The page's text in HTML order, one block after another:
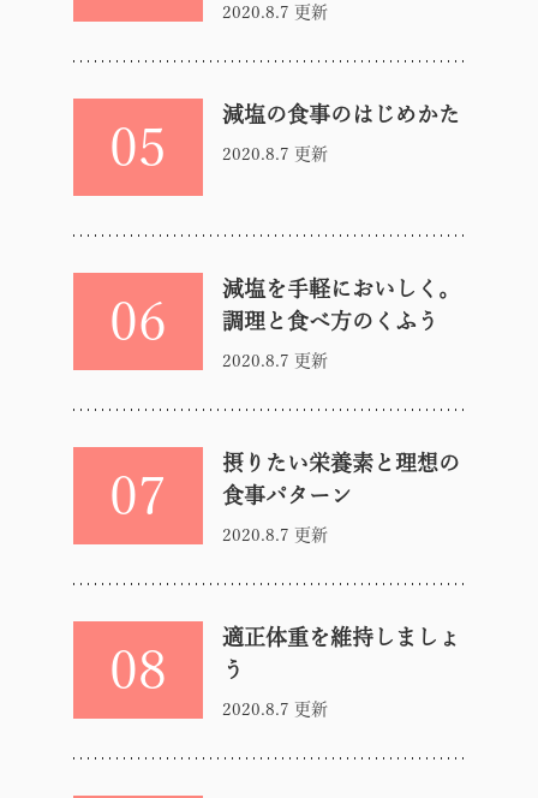
2020.8.7 更新
05
減塩の食事のはじめかた
2020.8.7 更新
06
減塩を手軽においしく。
調理と食べ方のくふう
2020.8.7 更新
07
摂りたい栄養素と理想の
食事パターン
2020.8.7 更新
08
適正体重を維持しましょ
う
2020.8.7 更新